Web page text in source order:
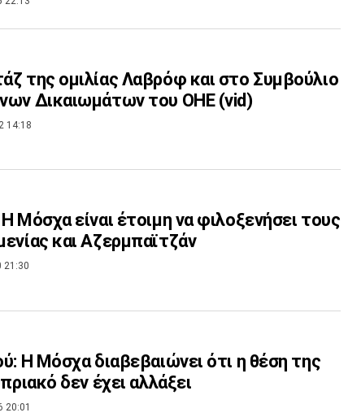
της ομιλίας Λαβρόφ και στο Συμβούλιο
Δικαιωμάτων του ΟΗΕ (vid)
14:18
Μόσχα είναι έτοιμη να φιλοξενήσει τους
και Αζερμπαϊτζάν
21:30
Η Μόσχα διαβεβαιώνει ότι η θέση της
δεν έχει αλλάξει
20:01